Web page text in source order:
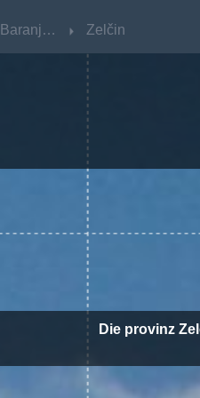
Osječko-Baranjska Zelčin
Die provinz
Osječko-Baranjska Zelčin